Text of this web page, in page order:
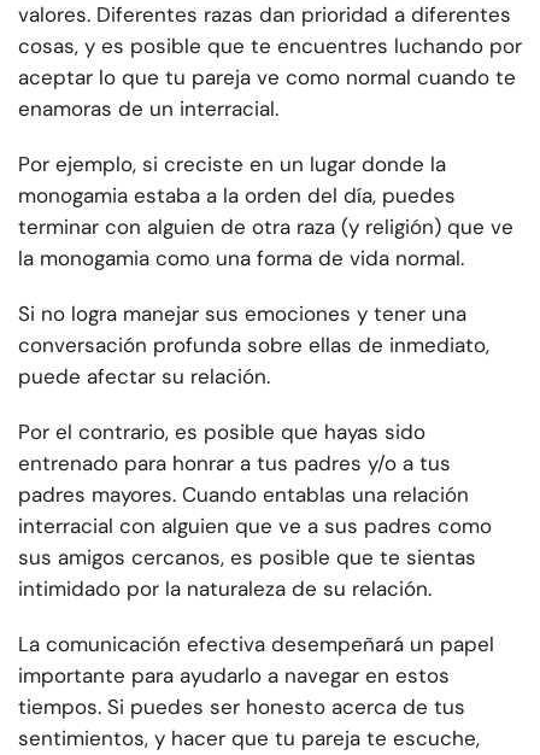
valores. Diferentes razas dan prioridad a diferentes
cosas, y es posible que te encuentres luchando por
aceptar lo que tu pareja ve como normal cuando te
enamoras de un interracial.
Por ejemplo, si creciste en un lugar donde la
monogamia estaba a la orden del día, puedes
terminar con alguien de otra raza (y religión) que ve
la monogamia como una forma de vida normal.
Si no logra manejar sus emociones y tener una
conversación profunda sobre ellas de inmediato,
puede afectar su relación.
Por el contrario, es posible que hayas sido
entrenado para honrar a tus padres y/o a tus
padres mayores. Cuando entablas una relación
interracial con alguien que ve a sus padres como
sus amigos cercanos, es posible que te sientas
intimidado por la naturaleza de su relación.
La comunicación efectiva desempeñará un papel
importante para ayudarlo a navegar en estos
tiempos. Si puedes ser honesto acerca de tus
sentimientos, y hacer que tu pareja te escuche,